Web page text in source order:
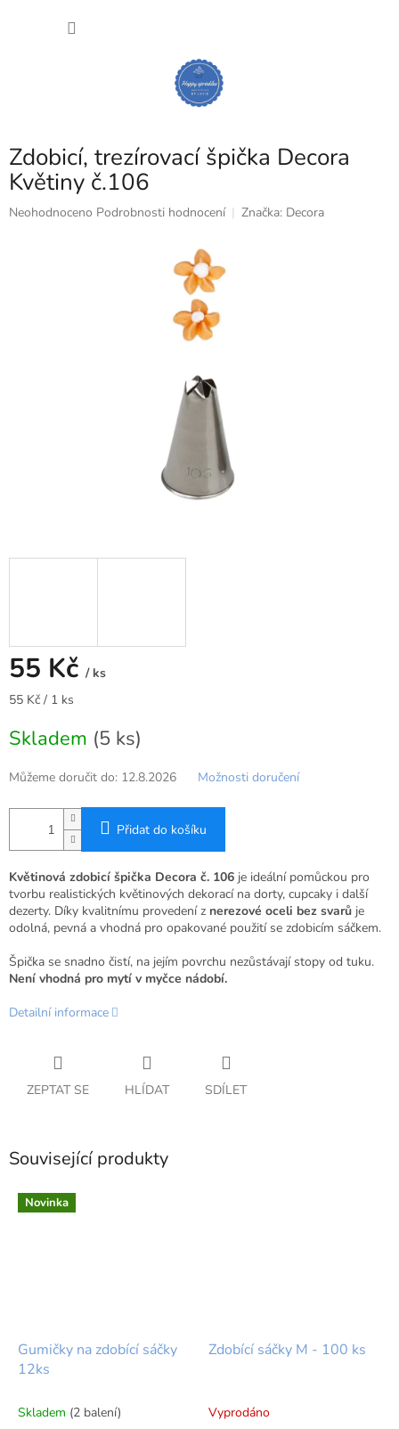
Zdobicí, trezírovací špička Decora
Květiny č.106
Průměrné
Neohodnoceno Podrobnosti hodnocení Značka: Decora
55 Kč / ks
Měrná
55 Kč / 1 ks
Skladem (5 ks)
Můžeme doručit do: 12.8.2026 Možnosti doručení
Přidat do košíku
Květinová zdobicí špička Decora č. 106 je ideální pomůckou pro
tvorbu realistických květinových dekorací na dorty, cupcaky i další
dezerty. Díky kvalitnímu provedení z nerezové oceli bez svarů je
odolná, pevná a vhodná pro opakované použití se zdobicím sáčkem.
Špička se snadno čistí, na jejím povrchu nezůstávají stopy od tuku.
Není vhodná pro mytí v myčce nádobí.
Detailní informace
ZEPTAT SE HLÍDAT SDÍLET
Související produkty
Novinka
Gumičky na zdobící sáčky
12ks
Skladem (2 balení)
Zdobící sáčky M - 100 ks
Vyprodáno